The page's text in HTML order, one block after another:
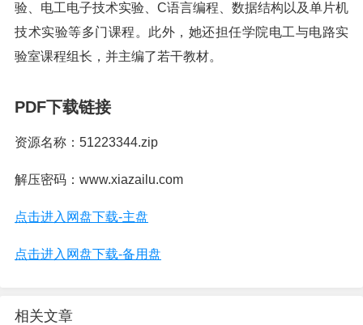
验、电工电子技术实验、C语言编程、数据结构以及单片机
技术实验等多门课程。此外，她还担任学院电工与电路实
验室课程组长，并主编了若干教材。
PDF下载链接
资源名称：51223344.zip
解压密码：www.xiazailu.com
点击进入网盘下载-主盘
点击进入网盘下载-备用盘
相关文章